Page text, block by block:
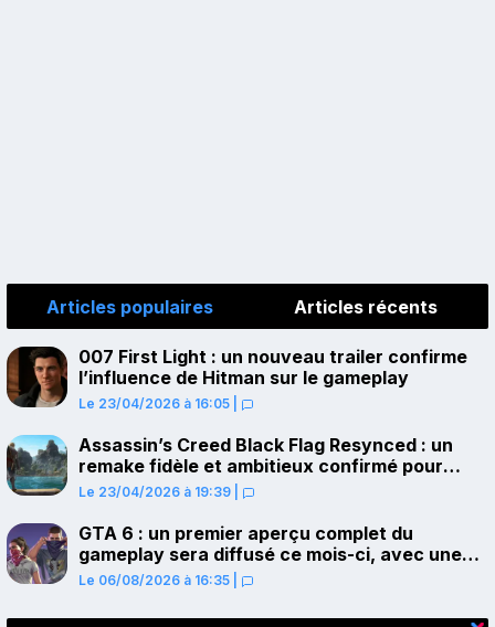
Articles populaires Articles récents
007 First Light : un nouveau trailer confirme
l’influence de Hitman sur le gameplay
Le 23/04/2026 à 16:05
Assassin’s Creed Black Flag Resynced : un
remake fidèle et ambitieux confirmé pour
juillet sur PS5
Le 23/04/2026 à 19:39
GTA 6 : un premier aperçu complet du
gameplay sera diffusé ce mois-ci, avec une
avant-première sur Netflix
Le 06/08/2026 à 16:35